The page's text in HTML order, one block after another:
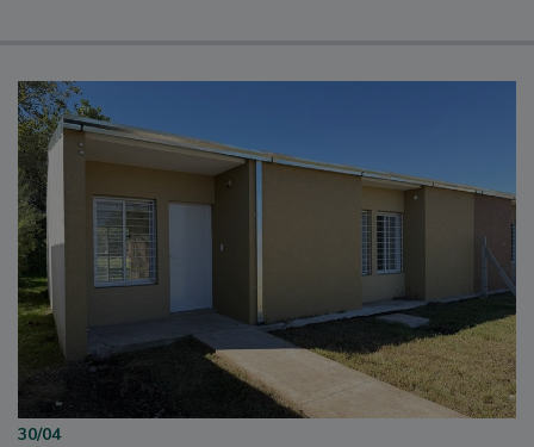
30/04